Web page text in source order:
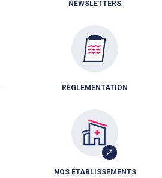
NEWSLETTERS
RÈGLEMENTATION
NOS ÉTABLISSEMENTS